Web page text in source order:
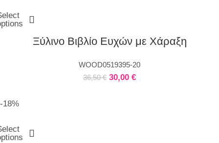
Ξύλινο Βιβλίο Ευχών με Χάραξη
WOOD0519395-20
36,50€ 30,00 €
-18%